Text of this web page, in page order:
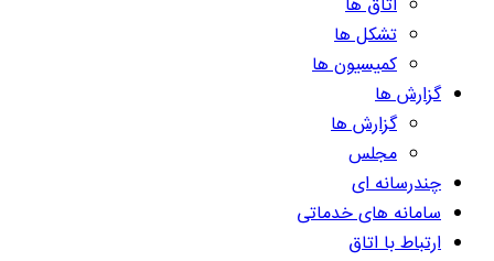
اتاق ها
تشکل ها
کمیسیون ها
گزارش ها
گزارش ها
مجلس
چندرسانه ای
سامانه های خدماتی
ارتباط با اتاق